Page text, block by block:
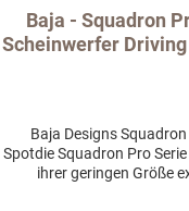
Baja - Squadron
Scheinwerfer
Baja Designs Squadron
Spotdie Squadron Pro
ihrer geringen Größe